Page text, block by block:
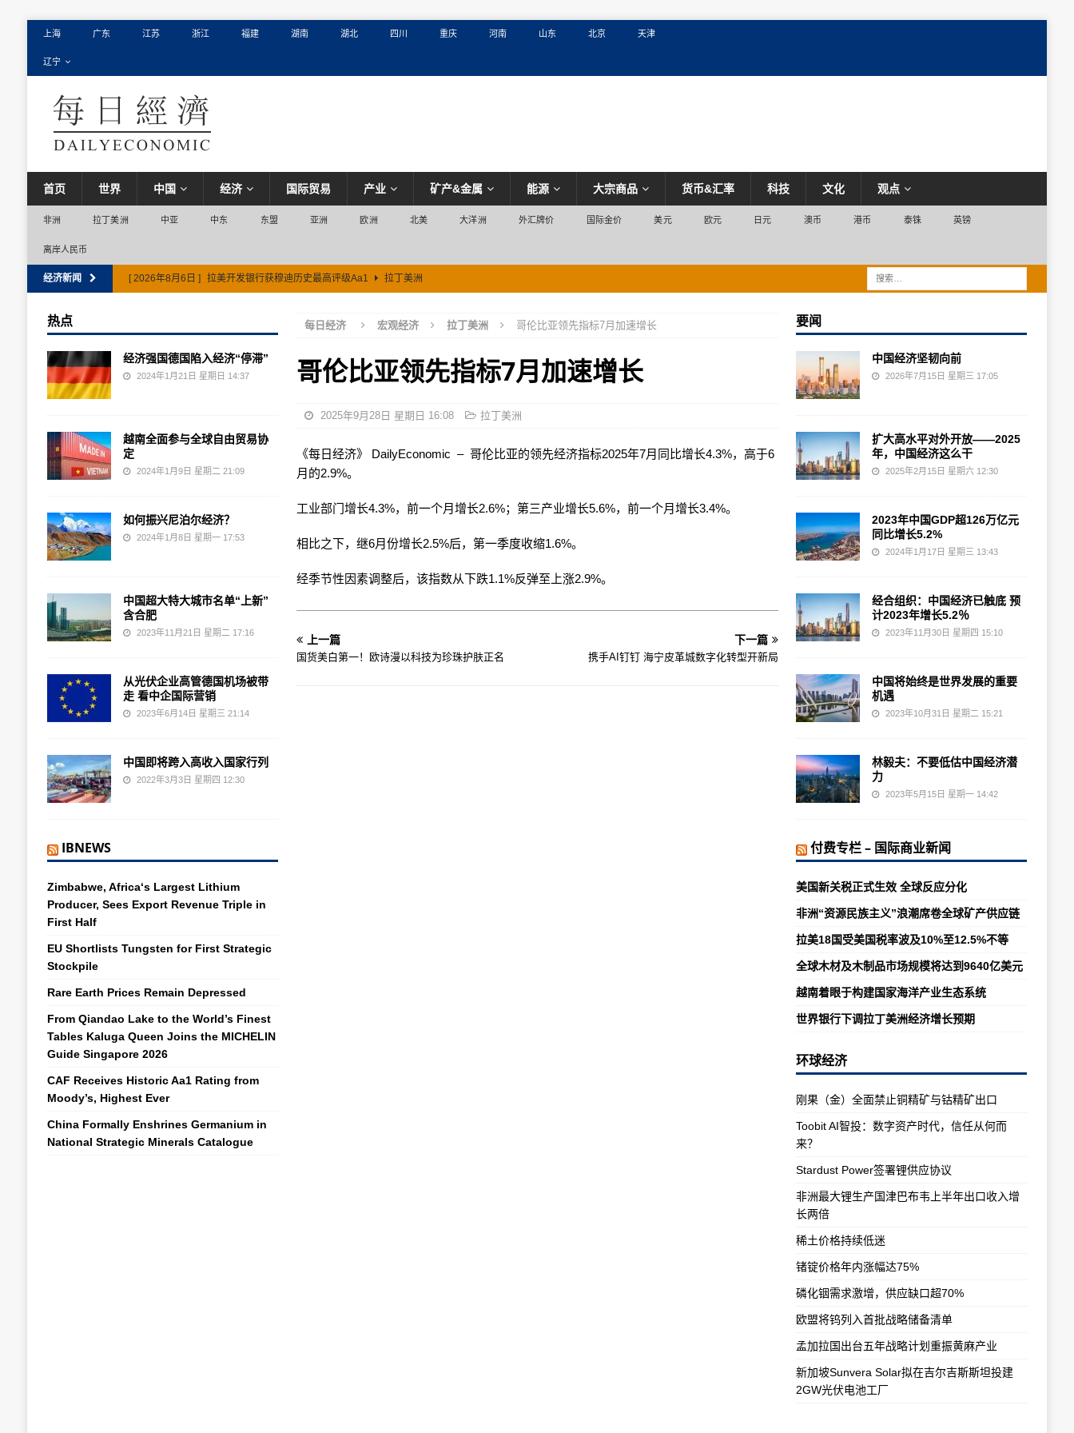
上海 广东 江苏 浙江 福建 湖南 湖北 四川 重庆 河南 山东 北京 天津
辽宁
首页 世界 中国 经济 国际贸易 产业 矿产&金属 能源 大宗商品 货币&汇率 科技 文化 观点
非洲 拉丁美洲 中亚 中东 东盟 亚洲 欧洲 北美 大洋洲 外汇牌价 国际金价 美元 欧元 日元 澳币 港币 泰铢 英镑
离岸人民币
经济新闻 [ 2026年8月6日 ] 拉美开发银行获穆迪历史最高评级Aa1 拉丁美洲
每日经济 宏观经济 拉丁美洲 哥伦比亚领先指标7月加速增长
哥伦比亚领先指标7月加速增长
2025年9月28日 星期日 16:08 拉丁美洲
《每日经济》 DailyEconomic – 哥伦比亚的领先经济指标2025年7月同比增长4.3%，高于6
月的2.9%。
工业部门增长4.3%，前一个月增长2.6%；第三产业增长5.6%，前一个月增长3.4%。
相比之下，继6月份增长2.5%后，第一季度收缩1.6%。
经季节性因素调整后，该指数从下跌1.1%反弹至上涨2.9%。
上一篇
国货美白第一！欧诗漫以科技为珍珠护肤正名
下一篇
携手AI钉钉 海宁皮革城数字化转型开新局
热点
经济强国德国陷入经济“停滞”
2024年1月21日 星期日 14:37
越南全面参与全球自由贸易协
定
2024年1月9日 星期二 21:09
如何振兴尼泊尔经济？
2024年1月8日 星期一 17:53
中国超大特大城市名单“上新”
含合肥
2023年11月21日 星期二 17:16
从光伏企业高管德国机场被带
走 看中企国际营销
2023年6月14日 星期三 21:14
中国即将跨入高收入国家行列
2022年3月3日 星期四 12:30
IBNEWS
Zimbabwe, Africa‘s Largest Lithium
Producer, Sees Export Revenue Triple in
First Half
EU Shortlists Tungsten for First Strategic
Stockpile
Rare Earth Prices Remain Depressed
From Qiandao Lake to the World’s Finest
Tables Kaluga Queen Joins the MICHELIN
Guide Singapore 2026
CAF Receives Historic Aa1 Rating from
Moody’s, Highest Ever
China Formally Enshrines Germanium in
National Strategic Minerals Catalogue
要闻
中国经济坚韧向前
2026年7月15日 星期三 17:05
扩大高水平对外开放——2025
年，中国经济这么干
2025年2月15日 星期六 12:30
2023年中国GDP超126万亿元
同比增长5.2%
2024年1月17日 星期三 13:43
经合组织：中国经济已触底 预
计2023年增长5.2％
2023年11月30日 星期四 15:10
中国将始终是世界发展的重要
机遇
2023年10月31日 星期二 15:21
林毅夫：不要低估中国经济潜
力
2023年5月15日 星期一 14:42
付费专栏 – 国际商业新闻
美国新关税正式生效 全球反应分化
非洲“资源民族主义”浪潮席卷全球矿产供应链
拉美18国受美国税率波及10%至12.5%不等
全球木材及木制品市场规模将达到9640亿美元
越南着眼于构建国家海洋产业生态系统
世界银行下调拉丁美洲经济增长预期
环球经济
刚果（金）全面禁止铜精矿与钴精矿出口
​Toobit AI智投：数字资产时代，信任从何而
来？
Stardust Power签署锂供应协议
非洲最大锂生产国津巴布韦上半年出口收入增
长两倍
稀土价格持续低迷
锗锭价格年内涨幅达75%
磷化铟需求激增，供应缺口超70%
欧盟将钨列入首批战略储备清单
孟加拉国出台五年战略计划重振黄麻产业
新加坡Sunvera Solar拟在吉尔吉斯斯坦投建
2GW光伏电池工厂